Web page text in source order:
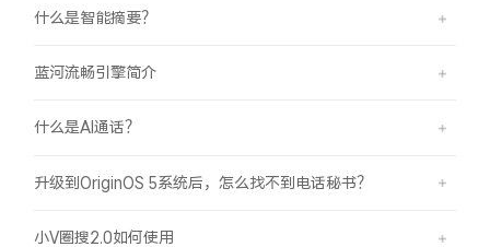
什么是智能摘要？
蓝河流畅引擎简介
什么是AI通话？
升级到OriginOS 5系统后，怎么找不到电话秘书？
小V圈搜2.0如何使用